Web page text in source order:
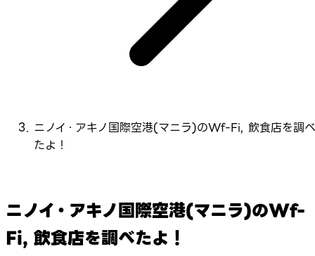
ニノイ・アキノ国際空港(マニラ)のWf-Fi, 飲食店を調べ
たよ！
ニノイ・アキノ国際空港(マニラ)のWf-
Fi, 飲食店を調べたよ！